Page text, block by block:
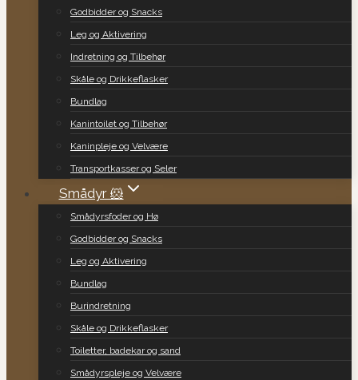
Godbidder og Snacks
Leg og Aktivering
Indretning og Tilbehør
Skåle og Drikkeflasker
Bundlag
Kanintoilet og Tilbehør
Kaninpleje og Velvære
Transportkasser og Seler
Smådyr 🐹
Smådyrsfoder og Hø
Godbidder og Snacks
Leg og Aktivering
Bundlag
Burindretning
Skåle og Drikkeflasker
Toiletter, badekar og sand
Smådyrspleje og Velvære